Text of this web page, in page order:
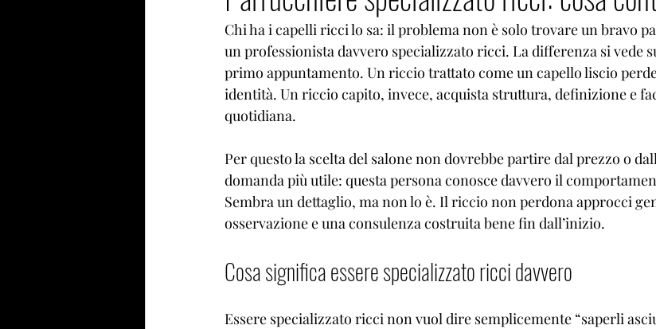
Chi ha i capelli ricci lo sa: il problema non è solo trovare un bravo
un professionista davvero specializzato ricci. La differenza si vede
primo appuntamento. Un riccio trattato come un capello liscio
identità. Un riccio capito, invece, acquista struttura, definizione e
quotidiana.
Per questo la scelta del salone non dovrebbe partire dal prezzo o
domanda più utile: questa persona conosce davvero il
Sembra un dettaglio, ma non lo è. Il riccio non perdona approcci
osservazione e una consulenza costruita bene fin dall’inizio.
Cosa significa essere specializzato ricci davvero
Essere specializzato ricci non vuol dire semplicemente “saperli